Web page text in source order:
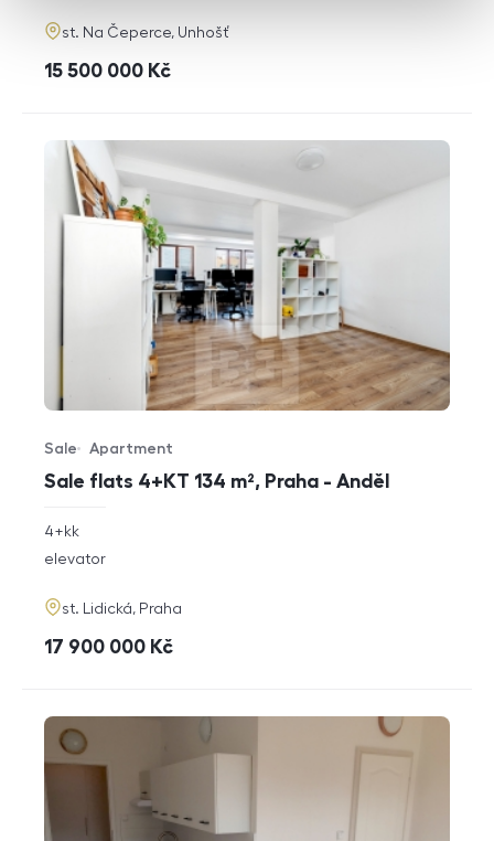
adresa
st. Na Čeperce, Unhošť
cena
15 500 000 Kč
Sale flats 4+KT 134 m², Praha - Anděl
Offer type
Sale
Property type
Apartment
rozměry
4+kk
funkce
elevator
adresa
st. Lidická, Praha
cena
17 900 000 Kč